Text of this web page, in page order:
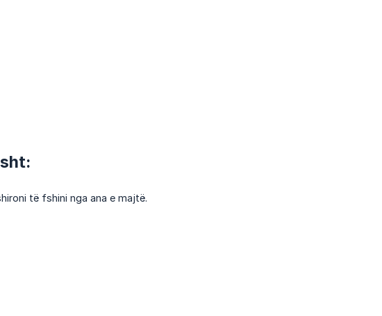
të fshini nga ana e majtë.